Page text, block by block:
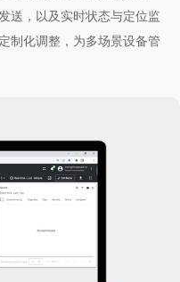
送，以及实时状态与定位监
制化调整，为多场景设备管